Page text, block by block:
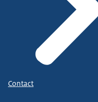
Contact